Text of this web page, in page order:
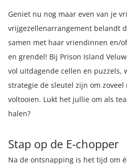
Geniet nu nog maar even van je
vrijgezellenarrangement belandt
samen met haar vriendinnen en/
en grendel! Bij Prison Island
vol uitdagende cellen en puzzels,
strategie de sleutel zijn om zoveel
voltooien. Lukt het jullie om als
halen?
Stap op de E-chopper
Na de ontsnapping is het tijd om